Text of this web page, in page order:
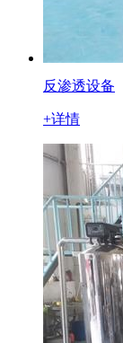
反渗透设备
+详情